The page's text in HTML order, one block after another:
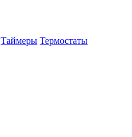
Таймеры Термостаты